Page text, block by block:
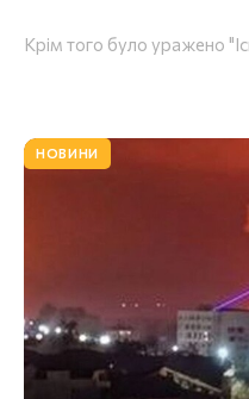
Крім того було уражено
НОВИНИ